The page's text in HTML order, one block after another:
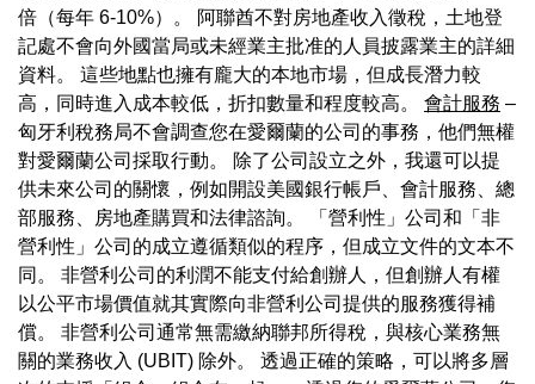
倍（每年 6-10%）。 阿聯酋不對房地產收入徵稅，土地登
記處不會向外國當局或未經業主批准的人員披露業主的詳細
資料。 這些地點也擁有龐大的本地市場，但成長潛力較
高，同時進入成本較低，折扣數量和程度較高。 會計服務 –
匈牙利稅務局不會調查您在愛爾蘭的公司的事務，他們無權
對愛爾蘭公司採取行動。 除了公司設立之外，我還可以提
供未來公司的關懷，例如開設美國銀行帳戶、會計服務、總
部服務、房地產購買和法律諮詢。 「營利性」公司和「非
營利性」公司的成立遵循類似的程序，但成立文件的文本不
同。 非營利公司的利潤不能支付給創辦人，但創辦人有權
以公平市場價值就其實際向非營利公司提供的服務獲得補
償。 非營利公司通常無需繳納聯邦所得稅，與核心業務無
關的業務收入 (UBIT) 除外。 透過正確的策略，可以將多層